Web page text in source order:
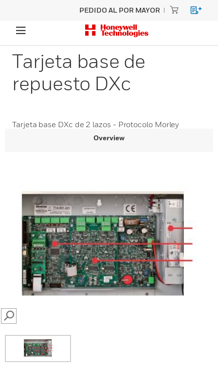
PEDIDO AL POR MAYOR
Tarjeta base de
repuesto DXc
Tarjeta base DXc de 2 lazos - Protocolo Morley
Overview
SEARCH